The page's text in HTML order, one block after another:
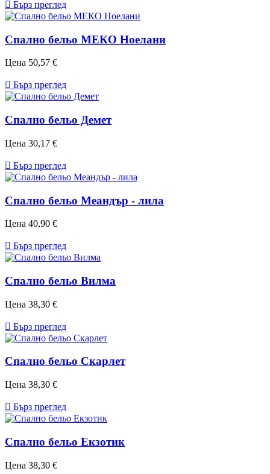
 Бърз преглед
Спално бельо МЕКО Ноелани
Цена 50,57 €
 Бърз преглед
Спално бельо Демет
Цена 30,17 €
 Бърз преглед
Спално бельо Меандър - лила
Цена 40,90 €
 Бърз преглед
Спално бельо Вилма
Цена 38,30 €
 Бърз преглед
Спално бельо Скарлет
Цена 38,30 €
 Бърз преглед
Спално бельо Екзотик
Цена 38,30 €